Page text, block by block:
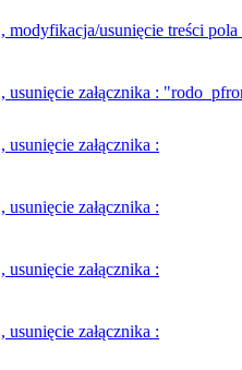
usunięcie treści pola
załącznika :
załącznika :
załącznika :
załącznika :
załącznika :